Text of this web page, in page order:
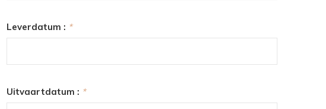
Leverdatum : *
Uitvaartdatum : *